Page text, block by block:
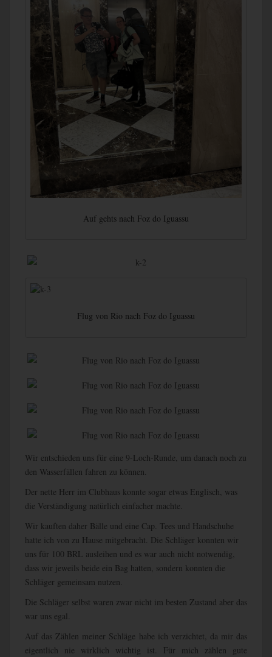
Auf gehts nach Foz do Iguassu
Flug von Rio nach Foz do Iguassu
Wir entschieden uns für eine 9-Loch-Runde, um danach noch zu
den Wasserfällen fahren zu können.
Der nette Herr im Clubhaus konnte sogar etwas Englisch, was
die Verständigung natürlich einfacher machte.
Wir kauften daher Bälle und eine Cap. Tees und Handschuhe
hatte ich von zu Hause mitgebracht. Die Schläger konnten wir
uns für 100 BRL ausleihen und es war auch nicht notwendig,
dass wir jeweils beide ein Bag hatten, sondern konnten die
Schläger gemeinsam nutzen.
Die Schläger selbst waren zwar nicht im besten Zustand aber das
war uns egal.
Auf das Zählen meiner Schläge habe ich verzichtet, da mir das
eigentlich nie wirklich wichtig ist. Für mich zählen gute